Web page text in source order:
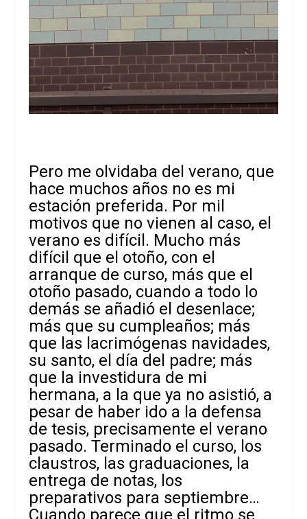
Pero me olvidaba del verano, que
hace muchos años no es mi
estación preferida. Por mil
motivos que no vienen al caso, el
verano es difícil. Mucho más
difícil que el otoño, con el
arranque de curso, más que el
otoño pasado, cuando a todo lo
demás se añadió el desenlace;
más que su cumpleaños; más
que las lacrimógenas navidades,
su santo, el día del padre; más
que la investidura de mi
hermana, a la que ya no asistió, a
pesar de haber ido a la defensa
de tesis, precisamente el verano
pasado. Terminado el curso, los
claustros, las graduaciones, la
entrega de notas, los
preparativos para septiembre…
Cuando parece que el ritmo se